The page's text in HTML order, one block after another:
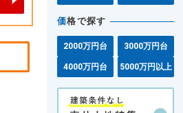
価格で探す
2000万円台 3000万円台
4000万円台 5000万円以上